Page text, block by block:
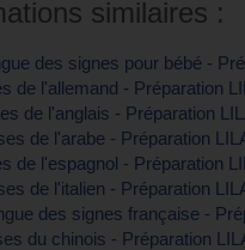
similaires :
des signes pour bébé -
de l'allemand - Préparation
de l'anglais - Préparation
de l'arabe - Préparation
de l'espagnol - Préparation
de l'italien - Préparation
des signes française -
du chinois - Préparation